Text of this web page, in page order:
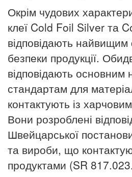
Окрім чудових
клеї Cold Foil Silver та
відповідають
безпеки продукції.
відповідають
стандартам для
контактують із
Вони розроблені
Швейцарської
та вироби, що
продуктами (SR